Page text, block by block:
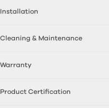
Installation
Cleaning & Maintenance
Warranty
Product Certification